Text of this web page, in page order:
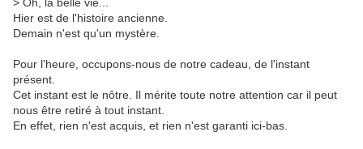
Hier est de l'histoire ancienne.
Demain n'est qu'un mystère.
Pour l'heure, occupons-nous de notre cadeau, de l'instant
présent.
Cet instant est le nôtre. Il mérite toute notre attention car il peut
nous être retiré à tout instant.
En effet, rien n'est acquis, et rien n'est garanti ici-bas.